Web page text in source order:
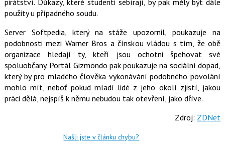
použity u případného soudu.
Server Softpedia, který na stáže upozornil, poukazuje na
podobnosti mezi Warner Bros a čínskou vládou s tím, že obě
organizace hledají ty, kteří jsou ochotni špehovat své
spoluobčany. Portál Gizmondo pak poukazuje na sociální dopad,
který by pro mladého člověka vykonávání podobného povolání
mohlo mít, neboť pokud mladí lidé z jeho okolí zjistí, jakou
práci dělá, nejspíš k němu nebudou tak otevření, jako dříve.
Zdroj: ZDNet
Našli jste v článku chybu?